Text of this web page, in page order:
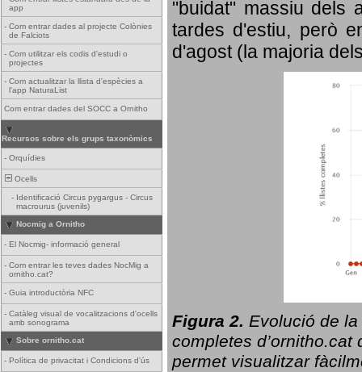
app
- Com entrar dades al projecte Colònies
de Falciots
- Com utilitzar els codis d'estudi o
projectes
- Com actualitzar la llista d'espècies a
l'app NaturaList
Com entrar dades del SOCC a Ornitho
Recursos sobre els grups taxonòmics
- Orquídies
Ocells
- Identificació Circus pygargus - Circus
macrourus (juvenils)
Nocmig a Ornitho
- El Nocmig- informació general
- Com entrar les teves dades NocMig a
ornitho.cat?
- Guia introductòria NFC
- Catàleg visual de vocalitzacions d'ocells
amb sonograma
Sobre ornitho.cat
- Política de privacitat i Condicions d'ús
"buidat" massiu dels
tardes d'estiu, però
d'agost (la majoria
Figura 2. Evolució de la
completes d’ornitho.cat
permet visualitzar